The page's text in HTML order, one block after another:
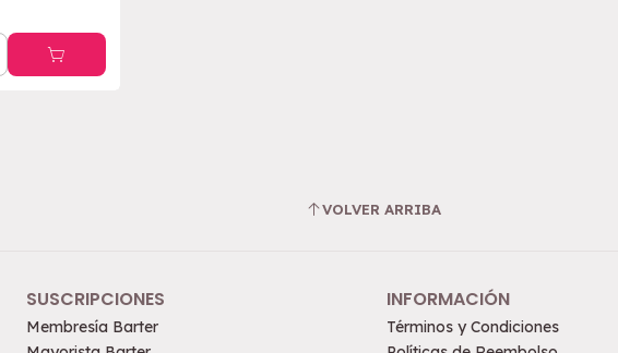
VOLVER ARRIBA
SUSCRIPCIONES
Membresía Barter
INFORMACIÓN
Términos y Condiciones